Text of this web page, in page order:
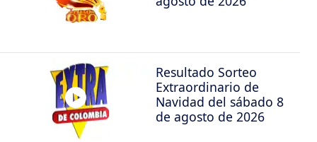
Resultado Sorteo
Extraordinario de
Navidad del sábado 8
de agosto de 2026